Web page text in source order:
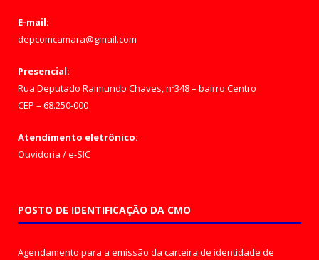
E-mail:
depcomcamara@gmail.com
Presencial:
Rua Deputado Raimundo Chaves, nº348 – bairro Centro
CEP – 68.250-000
Atendimento eletrônico:
Ouvidoria /e-SIC
POSTO DE IDENTIFICAÇÃO DA CMO
Agendamento para a emissão da carteira de identidade de